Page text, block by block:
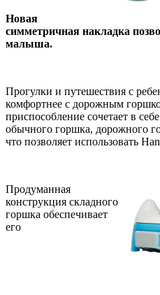
Новая
симметричная накладка
малыша.
Прогулки и путешествия с
комфортнее с дорожным
приспособление сочетает в
обычного горшка, дорожного
что позволяет использовать
Продуманная
конструкция складного
горшка обеспечивает
его